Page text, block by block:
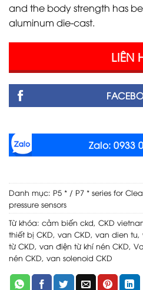
and the body strength has
aluminum die-cast.
LIÊN
Zalo: 0933
Danh mục: P5 * / P7 * series for
pressure sensors
Từ khóa: cảm biến ckd, CKD
thiết bị CKD, van CKD, van dien tu,
từ CKD, van điện từ khí nén CKD,
nén CKD, van solenoid CKD